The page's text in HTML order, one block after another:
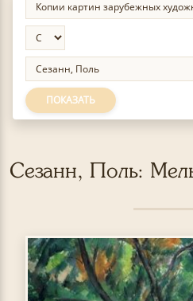
ПОКАЗАТЬ
Сезанн, Поль: